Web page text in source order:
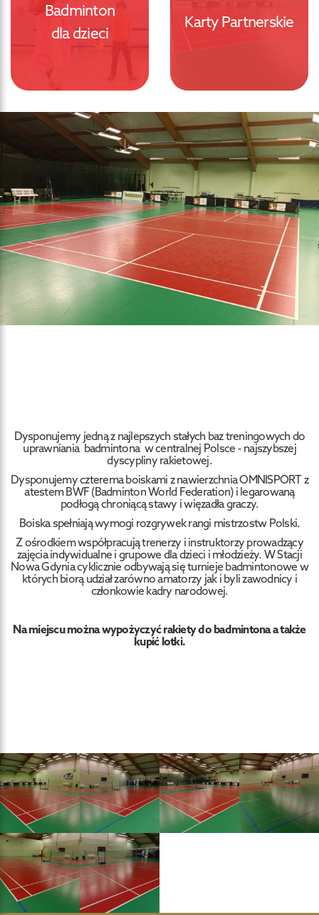
Badminton
dla dzieci
Karty Partnerskie
Dysponujemy jedną z najlepszych stałych baz treningowych do
uprawniania badmintona w centralnej Polsce - najszybszej
dyscypliny rakietowej.
Dysponujemy czterema boiskami z nawierzchnia OMNISPORT z
atestem BWF (Badminton World Federation) i legarowaną
podłogą chroniącą stawy i więzadła graczy.
Boiska spełniają wymogi rozgrywek rangi mistrzostw Polski.
Z ośrodkiem współpracują trenerzy i instruktorzy prowadzący
zajęcia indywidualne i grupowe dla dzieci i młodzieży. W Stacji
Nowa Gdynia cyklicznie odbywają się turnieje badmintonowe w
których biorą udział zarówno amatorzy jak i byli zawodnicy i
członkowie kadry narodowej.
Na miejscu można wypożyczyć rakiety do badmintona a także
kupić lotki.